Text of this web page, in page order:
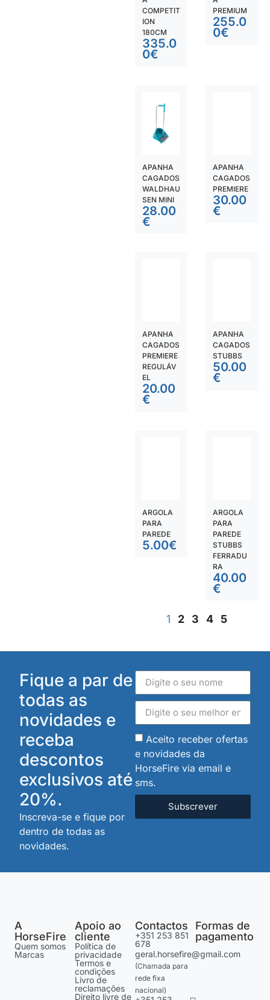
COMPETIT
ION
180CM
335.0
0€
PREMIUM
255.0
0€
APANHA
CAGADOS
WALDHAU
SEN MINI
28.00
€
APANHA
CAGADOS
PREMIERE
30.00
€
APANHA
CAGADOS
PREMIERE
REGULÁV
EL
20.00
€
APANHA
CAGADOS
STUBBS
50.00
€
ARGOLA
PARA
PAREDE
5.00€
ARGOLA
PARA
PAREDE
STUBBS
FERRADU
RA
40.00
€
1 2 3 4 5
Fique a par de
todas as
novidades e
receba
descontos
exclusivos até
20%.
Inscreva-se e fique por
dentro de todas as
novidades.
Aceito receber ofertas
e novidades da
HorseFire via email e
sms.
Subscrever
A
HorseFire
Quem somos
Marcas
Apoio ao
cliente
Política de
privacidade
Termos e
condições
Livro de
reclamações
Direito livre de
Contactos
+351 253 851
678
geral.horsefire@gmail.com
(Chamada para
rede fixa
nacional)
Formas de
pagamento